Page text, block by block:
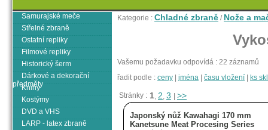
Kategorie : Chladné zbraně / Nože a
Vašemu požadavku odpovídá : 22 záznamů
řadit podle : ceny jména času vložení ks
Stránky : 1, 2, 3 >>
Japonský nůž Kawahagi 170 mm
Kanetsune Meat Procesing Series
Samurajské meče
Střelné zbraně
Ostatní repliky
Filmové repliky
Historický šerm
Dárkové a dekorační
předměty
Knihy
Kostýmy
DVD a VHS
LARP - latex zbraně